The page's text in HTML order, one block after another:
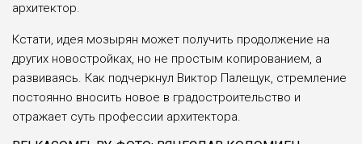
архитектор.
Кстати, идея мозырян может получить продолжение на
других новостройках, но не простым копированием, а
развиваясь. Как подчеркнул Виктор Палещук, стремление
постоянно вносить новое в градостроительство и
отражает суть профессии архитектора.